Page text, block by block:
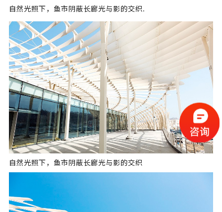
自然光照下，鱼市阴蔽长廊光与影的交织.
自然光照下，鱼市阴蔽长廊光与影的交织